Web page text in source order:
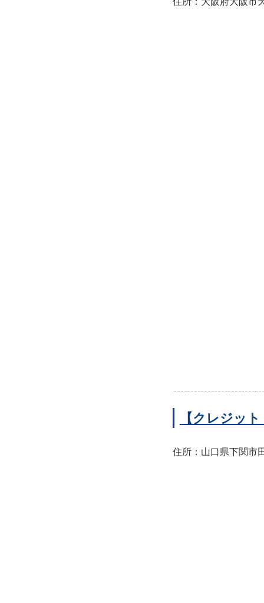
【クレジッ
住所：山口県下関市